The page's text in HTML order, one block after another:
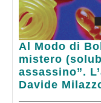
Al Modo di
mistero
assassino”.
Davide
Al
Modo
di
Bologna